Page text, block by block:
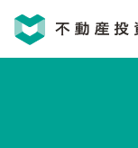
不動産投資のミ